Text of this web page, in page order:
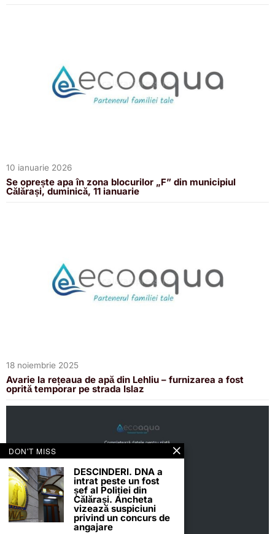
10 ianuarie 2026
Se oprește apa în zona blocurilor „F” din municipiul
Călărași, duminică, 11 ianuarie
18 noiembrie 2025
Avarie la rețeaua de apă din Lehliu – furnizarea a fost
oprită temporar pe strada Islaz
DON'T MISS
DESCINDERI. DNA a
intrat peste un fost
șef al Poliției din
Călărași. Ancheta
vizează suspiciuni
privind un concurs de
angajare